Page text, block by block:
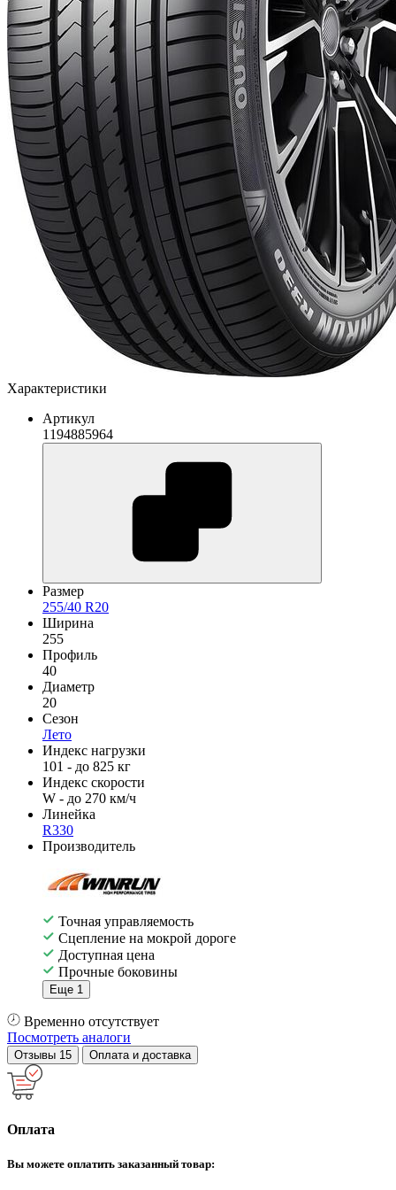
Характеристики
Артикул
1194885964
Размер
255/40 R20
Ширина
255
Профиль
40
Диаметр
20
Сезон
Лето
Индекс нагрузки
101 - до 825 кг
Индекс скорости
W - до 270 км/ч
Линейка
R330
Производитель
Точная управляемость
Сцепление на мокрой дороге
Доступная цена
Прочные боковины
Еще 1
Временно отсутствует
Посмотреть аналоги
Отзывы 15 Оплата и доставка
Оплата
Вы можете оплатить заказанный товар: